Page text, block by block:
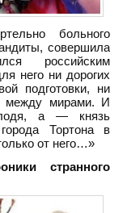
больного
совершила
российским
него ни дорогих
подготовки, ни
между мирами. И
а — князь
Тортона в
от него…»
странного